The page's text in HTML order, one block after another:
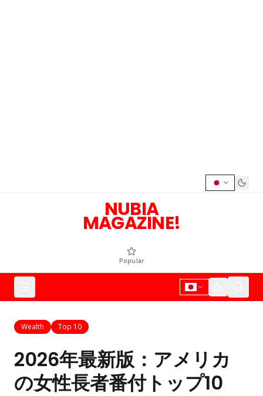
NUBIA
MAGAZINE!
Popular
Wealth Top 10
2026年最新版：アメリカ
の女性長者番付トップ10